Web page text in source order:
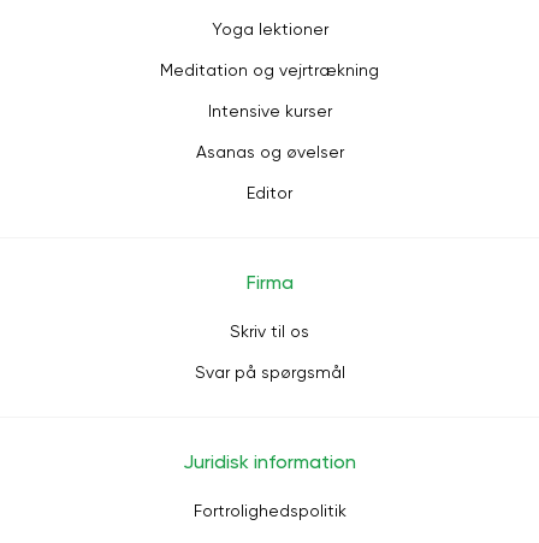
Yoga lektioner
Meditation og vejrtrækning
Intensive kurser
Asanas og øvelser
Editor
Firma
Skriv til os
Svar på spørgsmål
Juridisk information
Fortrolighedspolitik